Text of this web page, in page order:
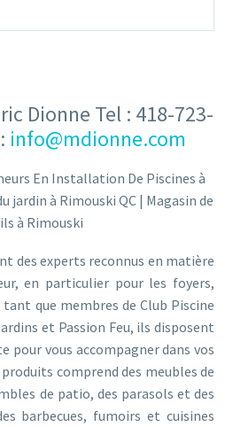
Dionne Tel : 418-723-
info@mdionne.com
En Installation De Piscines à
jardin à Rimouski QC | Magasin de
à Rimouski
des experts reconnus en matière
en particulier pour les foyers,
que membres de Club Piscine
et Passion Feu, ils disposent
pour vous accompagner dans vos
comprend des meubles de
de patio, des parasols et des
barbecues, fumoirs et cuisines